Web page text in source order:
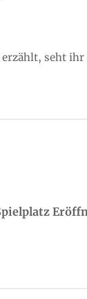
erzählt, seht ihr